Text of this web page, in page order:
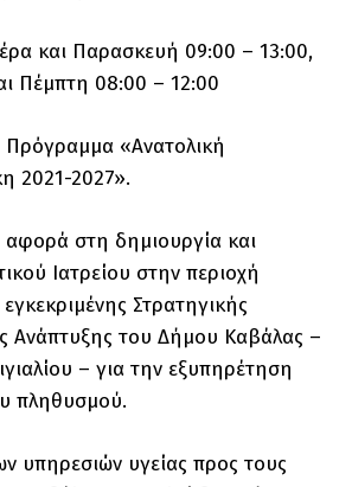
και Παρασκευή 09:00 – 13:00,
Πέμπτη 08:00 – 12:00
«Ανατολική
2021-2027».
στη δημιουργία και
Ιατρείου στην περιοχή
Στρατηγικής
Ανάπτυξης του Δήμου Καβάλας –
– για την εξυπηρέτηση
πληθυσμού.
υπηρεσιών υγείας προς τους